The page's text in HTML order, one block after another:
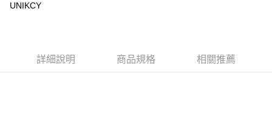
UNIKCY
詳細說明 商品規格 相關推薦